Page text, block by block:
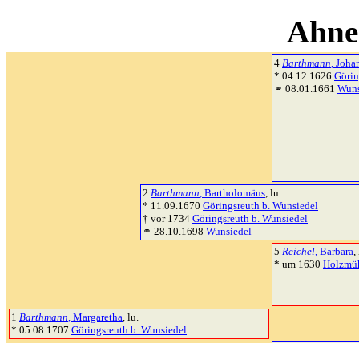
4 Barthmann,
* 04.12.1626
⚭ 08.01.1661
2 Barthmann, Bartholomäus, lu.
* 11.09.1670 Göringsreuth b. Wunsiedel
† vor 1734 Göringsreuth b. Wunsiedel
⚭ 28.10.1698 Wunsiedel
5 Reichel, Barbara,
* um 1630
1 Barthmann, Margaretha, lu.
* 05.08.1707 Göringsreuth b. Wunsiedel